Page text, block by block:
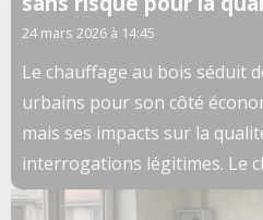
24 mars 2026 à 14:45
Le chauffage au bois séduit
urbains pour son côté
mais ses impacts sur la
interrogations légitimes. Le